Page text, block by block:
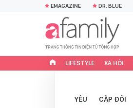
EMAGAZINE DR. BLUE
LIFESTYLE XÃ HỘI
YÊU CẶP ĐÔI